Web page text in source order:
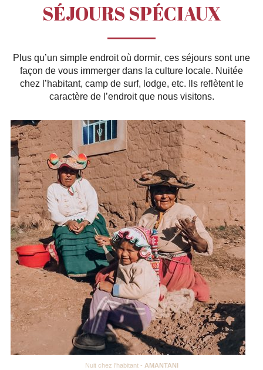
SÉJOURS SPÉCIAUX
Plus qu’un simple endroit où dormir, ces séjours sont une
façon de vous immerger dans la culture locale. Nuitée
chez l’habitant, camp de surf, lodge, etc. Ils reflètent le
caractère de l’endroit que nous visitons.
Nuit chez l'habitant - AMANTANI